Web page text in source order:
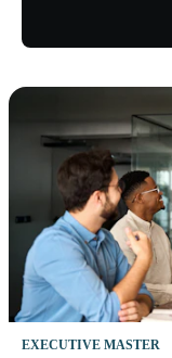
EXECUTIVE MASTER